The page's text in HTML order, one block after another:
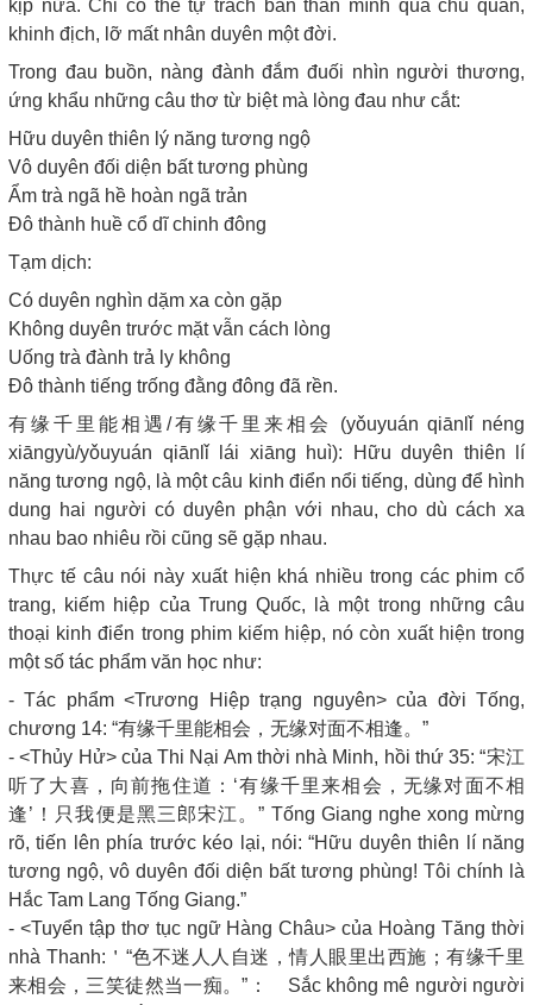
kịp nữa. Chỉ có thể tự trách bản thân mình quá chủ quan,
khinh địch, lỡ mất nhân duyên một đời.
Trong đau buồn, nàng đành đắm đuối nhìn người thương,
ứng khẩu những câu thơ từ biệt mà lòng đau như cắt:
Hữu duyên thiên lý năng tương ngộ
Vô duyên đối diện bất tương phùng
Ẩm trà ngã hề hoàn ngã trản
Đô thành huề cổ dĩ chinh đông
Tạm dịch:
Có duyên nghìn dặm xa còn gặp
Không duyên trước mặt vẫn cách lòng
Uống trà đành trả ly không
Đô thành tiếng trống đằng đông đã rền.
有缘千里能相遇/有缘千里来相会 (yǒuyuán qiānlǐ néng
xiāngyù/yǒuyuán qiānlǐ lái xiāng huì): Hữu duyên thiên lí
năng tương ngộ, là một câu kinh điển nổi tiếng, dùng để hình
dung hai người có duyên phận với nhau, cho dù cách xa
nhau bao nhiêu rồi cũng sẽ gặp nhau.
Thực tế câu nói này xuất hiện khá nhiều trong các phim cổ
trang, kiếm hiệp của Trung Quốc, là một trong những câu
thoại kinh điển trong phim kiếm hiệp, nó còn xuất hiện trong
một số tác phẩm văn học như:
- Tác phẩm <Trương Hiệp trạng nguyên> của đời Tống,
chương 14: “有缘千里能相会，无缘对面不相逢。”
- <Thủy Hử> của Thi Nại Am thời nhà Minh, hồi thứ 35: “宋江
听了大喜，向前拖住道：‘有缘千里来相会，无缘对面不相
逢’！只我便是黑三郎宋江。” Tống Giang nghe xong mừng
rõ, tiến lên phía trước kéo lại, nói: “Hữu duyên thiên lí năng
tương ngộ, vô duyên đối diện bất tương phùng! Tôi chính là
Hắc Tam Lang Tống Giang.”
- <Tuyển tập thơ tục ngữ Hàng Châu> của Hoàng Tăng thời
nhà Thanh:＇“色不迷人人自迷，情人眼里出西施；有缘千里
来相会，三笑徒然当一痴。”： Sắc không mê người người